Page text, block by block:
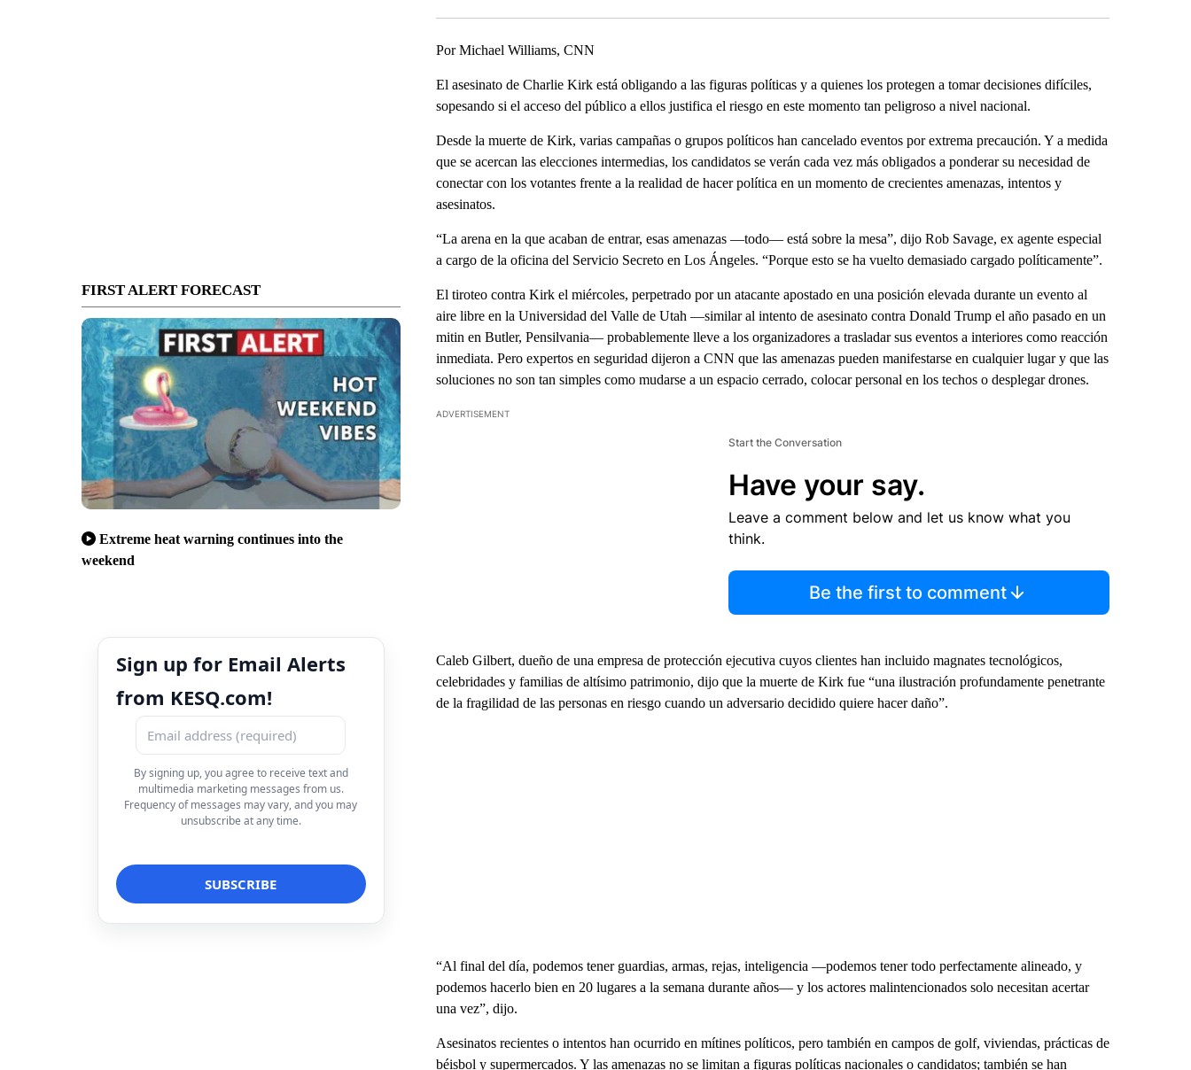
FIRST ALERT FORECAST
Extreme heat warning continues into the
weekend
Sign up for Email Alerts
from KESQ.com!
By signing up, you agree to receive text and
multimedia marketing messages from us.
Frequency of messages may vary, and you may
unsubscribe at any time.
Por Michael Williams, CNN
El asesinato de Charlie Kirk está obligando a las figuras políticas y a quienes los protegen a tomar decisiones difíciles,
sopesando si el acceso del público a ellos justifica el riesgo en este momento tan peligroso a nivel nacional.
Desde la muerte de Kirk, varias campañas o grupos políticos han cancelado eventos por extrema precaución. Y a medida
que se acercan las elecciones intermedias, los candidatos se verán cada vez más obligados a ponderar su necesidad de
conectar con los votantes frente a la realidad de hacer política en un momento de crecientes amenazas, intentos y
asesinatos.
“La arena en la que acaban de entrar, esas amenazas —todo— está sobre la mesa”, dijo Rob Savage, ex agente especial
a cargo de la oficina del Servicio Secreto en Los Ángeles. “Porque esto se ha vuelto demasiado cargado políticamente”.
El tiroteo contra Kirk el miércoles, perpetrado por un atacante apostado en una posición elevada durante un evento al
aire libre en la Universidad del Valle de Utah —similar al intento de asesinato contra Donald Trump el año pasado en un
mitin en Butler, Pensilvania— probablemente lleve a los organizadores a trasladar sus eventos a interiores como reacción
inmediata. Pero expertos en seguridad dijeron a CNN que las amenazas pueden manifestarse en cualquier lugar y que las
soluciones no son tan simples como mudarse a un espacio cerrado, colocar personal en los techos o desplegar drones.
ADVERTISEMENT
Start the Conversation
Have your say.
Leave a comment below and let us know what you
think.
Be the first to comment
Caleb Gilbert, dueño de una empresa de protección ejecutiva cuyos clientes han incluido magnates tecnológicos,
celebridades y familias de altísimo patrimonio, dijo que la muerte de Kirk fue “una ilustración profundamente penetrante
de la fragilidad de las personas en riesgo cuando un adversario decidido quiere hacer daño”.
“Al final del día, podemos tener guardias, armas, rejas, inteligencia —podemos tener todo perfectamente alineado, y
podemos hacerlo bien en 20 lugares a la semana durante años— y los actores malintencionados solo necesitan acertar
una vez”, dijo.
Asesinatos recientes o intentos han ocurrido en mítines políticos, pero también en campos de golf, viviendas, prácticas de
béisbol y supermercados. Y las amenazas no se limitan a figuras políticas nacionales o candidatos; también se han